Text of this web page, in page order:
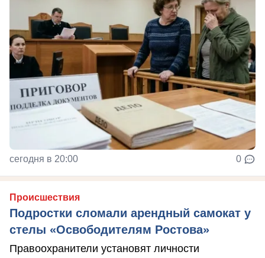
сегодня в 20:00 0
Происшествия
Подростки сломали арендный самокат у
стелы «Освободителям Ростова»
Правоохранители установят личности